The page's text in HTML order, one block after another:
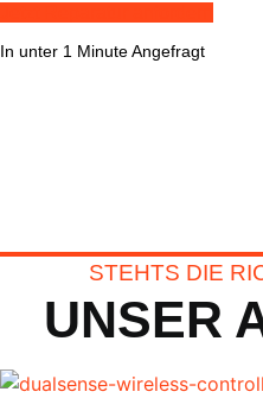
In unter 1 Minute Angefragt
STEHTS DIE
UNSER